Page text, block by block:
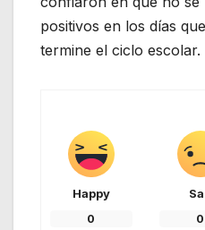
positivos en los días
termine el ciclo escolar.
Happy
0 0